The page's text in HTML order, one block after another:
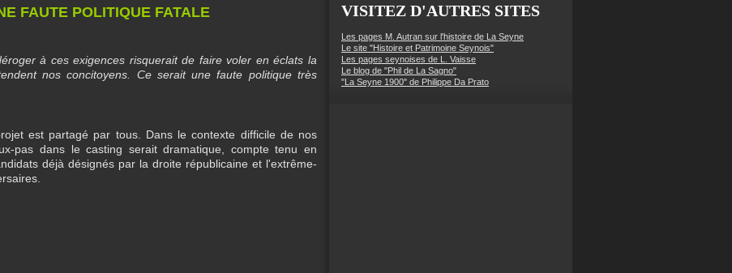
FAUTE POLITIQUE FATALE
à ces exigences risquerait de faire voler en éclats la
nos concitoyens. Ce serait une faute politique très
est partagé par tous. Dans le contexte difficile de nos
pas dans le casting serait dramatique, compte tenu en
déjà désignés par la droite républicaine et l'extrême-
VISITEZ D'AUTRES SITES
Les pages M. Autran sur l'histoire de La Seyne
Le site "Histoire et Patrimoine Seynois"
Les pages seynoises de L. Vaisse
Le blog de "Phil de La Sagno"
"La Seyne 1900" de Philippe Da Prato